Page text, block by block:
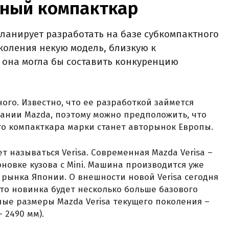
компакткар
разработать на базе субкомпактного
некую модель, близкую к
могла бы составить конкуренцию
Известно, что ее разработкой займется
Mazda, поэтому можно предположить, что
компакткара марки станет авторынок Европы.
называться Verisa. Современная Mazda Verisa –
кузова с Mini. Машина производится уже
Японии. О внешности новой Verisa сегодня
новинка будет несколько больше базового
размеры Mazda Verisa текущего поколения –
2490 мм).